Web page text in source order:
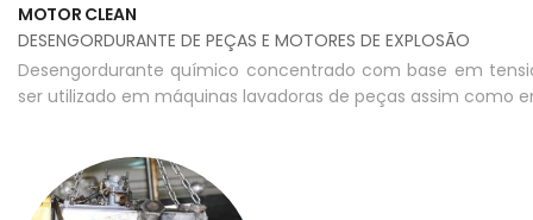
MOTOR CLEAN
DESENGORDURANTE DE PEÇAS E MOTORES DE EXPLOSÃO
Desengordurante químico concentrado com base em
ser utilizado em máquinas lavadoras de peças assim como